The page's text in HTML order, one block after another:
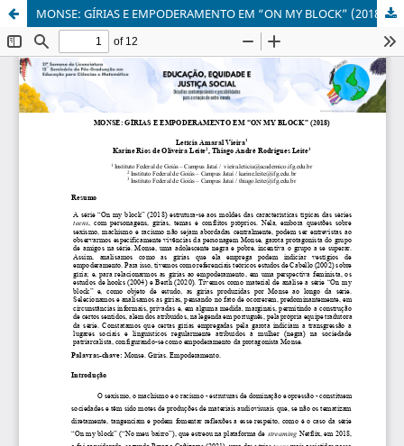
MONSE: GÍRIAS E EMPODERAMENTO EM “ON MY BLOCK” (2018)